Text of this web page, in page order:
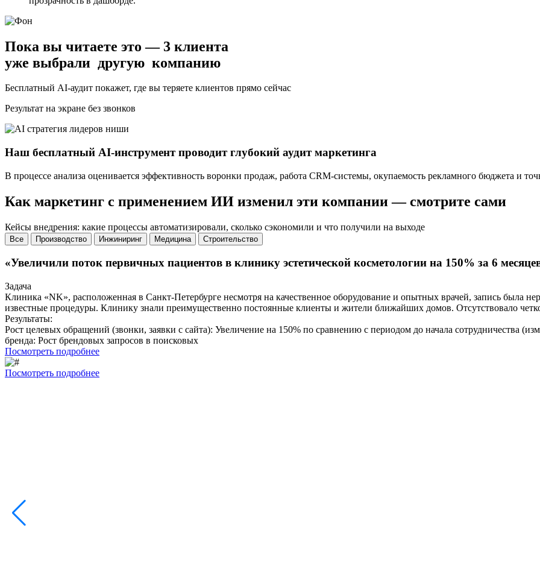
Пока вы читаете это — 3 клиента
уже выбрали другую компанию
Бесплатный AI-аудит покажет, где вы теряете клиентов прямо сейчас
Результат на экране без звонков
Наш бесплатный AI-инструмент проводит глубокий аудит маркетинга
В процессе анализа оценивается эффективность воронки продаж, работа CRM-системы, окупаемость рекламного бюджета и
Как маркетинг с применением ИИ изменил эти компании— смотрите сами
Кейсы внедрения: какие процессы автоматизировали, сколько сэкономили и что получили на выходе
Все Производство Инжиниринг Медицина Строительство
«Увеличили поток первичных пациентов в клинику эстетической косметологии на 150% за 6
Задача
Клиника «NK», расположенная в Санкт-Петербурге несмотря на качественное оборудование и опытных врачей, запись была
известные процедуры. Клинику знали преимущественно постоянные клиенты и жители ближайших домов. Отсутствовало
Результаты:
Рост целевых обращений (звонки, заявки с сайта): Увеличение на 150% по сравнению с периодом до начала сотрудничества
бренда: Рост брендовых запросов в поисковых
Посмотреть подробнее
Посмотреть подробнее